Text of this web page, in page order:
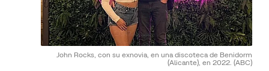
John Rocks, con su exnovia, en una discoteca de Benidorm
(Alicante), en 2022. (ABC)